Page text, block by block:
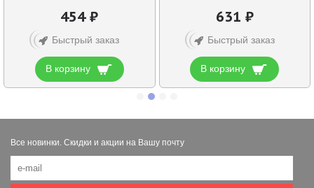
454 ₽
Быстрый заказ
В корзину
631 ₽
Быстрый заказ
В корзину
Все новинки. Скидки и акции на Вашу почту